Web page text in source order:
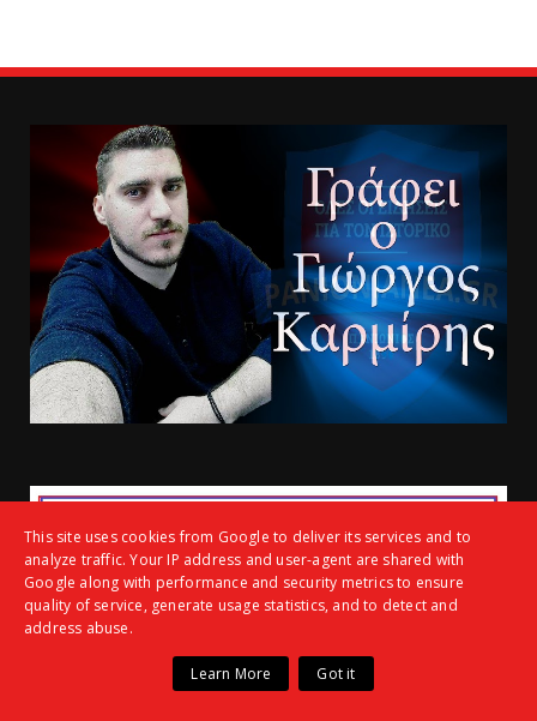
This site uses cookies from Google to deliver its services and to
analyze traffic. Your IP address and user-agent are shared with
Google along with performance and security metrics to ensure
quality of service, generate usage statistics, and to detect and
address abuse.
Learn More Got it